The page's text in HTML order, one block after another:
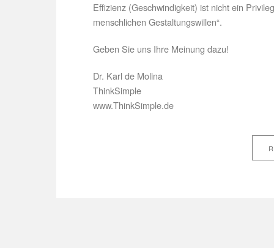
Effizienz (Geschwindigkeit) ist nicht ein
menschlichen Gestaltungswillen“.
Geben Sie uns Ihre Meinung dazu!
Dr. Karl de Molina
ThinkSimple
www.ThinkSimple.de